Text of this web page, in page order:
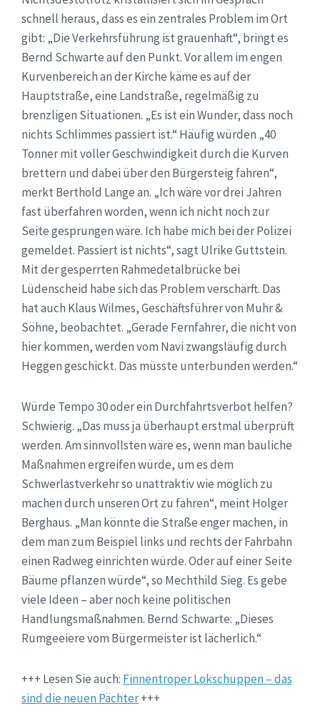
schnell heraus, dass es ein zentrales Problem im Ort
gibt: „Die Verkehrsführung ist grauenhaft“, bringt es
Bernd Schwarte auf den Punkt. Vor allem im engen
Kurvenbereich an der Kirche käme es auf der
Hauptstraße, eine Landstraße, regelmäßig zu
brenzligen Situationen. „Es ist ein Wunder, dass noch
nichts Schlimmes passiert ist.“ Häufig würden „40
Tonner mit voller Geschwindigkeit durch die Kurven
brettern und dabei über den Bürgersteig fahren“,
merkt Berthold Lange an. „Ich wäre vor drei Jahren
fast überfahren worden, wenn ich nicht noch zur
Seite gesprungen wäre. Ich habe mich bei der Polizei
gemeldet. Passiert ist nichts“, sagt Ulrike Guttstein.
Mit der gesperrten Rahmedetalbrücke bei
Lüdenscheid habe sich das Problem verschärft. Das
hat auch Klaus Wilmes, Geschäftsführer von Muhr &
Söhne, beobachtet. „Gerade Fernfahrer, die nicht von
hier kommen, werden vom Navi zwangsläufig durch
Heggen geschickt. Das müsste unterbunden werden.“
Würde Tempo 30 oder ein Durchfahrtsverbot helfen?
Schwierig. „Das muss ja überhaupt erstmal überprüft
werden. Am sinnvollsten wäre es, wenn man bauliche
Maßnahmen ergreifen würde, um es dem
Schwerlastverkehr so unattraktiv wie möglich zu
machen durch unseren Ort zu fahren“, meint Holger
Berghaus. „Man könnte die Straße enger machen, in
dem man zum Beispiel links und rechts der Fahrbahn
einen Radweg einrichten würde. Oder auf einer Seite
Bäume pflanzen würde“, so Mechthild Sieg. Es gebe
viele Ideen – aber noch keine politischen
Handlungsmaßnahmen. Bernd Schwarte: „Dieses
Rumgeeiere vom Bürgermeister ist lächerlich.“
+++ Lesen Sie auch: Finnentroper Lokschuppen – das
sind die neuen Pächter+++